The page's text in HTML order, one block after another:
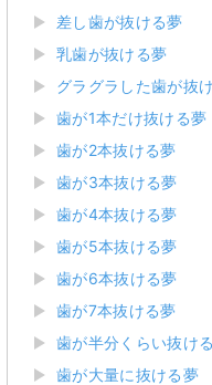
差し歯が抜ける夢
乳歯が抜ける夢
グラグラした歯が抜
歯が1本だけ抜ける夢
歯が2本抜ける夢
歯が3本抜ける夢
歯が4本抜ける夢
歯が5本抜ける夢
歯が6本抜ける夢
歯が7本抜ける夢
歯が半分くらい抜け
歯が大量に抜ける夢